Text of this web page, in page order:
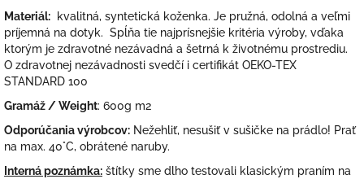
Materiál: kvalitná, syntetická koženka. Je pružná, odolná a veľmi
príjemná na dotyk. Spĺňa tie najprísnejšie kritéria výroby, vďaka
ktorým je zdravotné nezávadná a šetrná k životnému prostrediu.
O zdravotnej nezávadnosti svedčí i certifikát OEKO-TEX
STANDARD 100
Gramáž / Weight: 600g m2
Odporúčania výrobcov: Nežehliť, nesušiť v sušičke na prádlo! Prať
na max. 40°C, obrátené naruby.
Interná poznámka: štítky sme dlho testovali klasickým praním na